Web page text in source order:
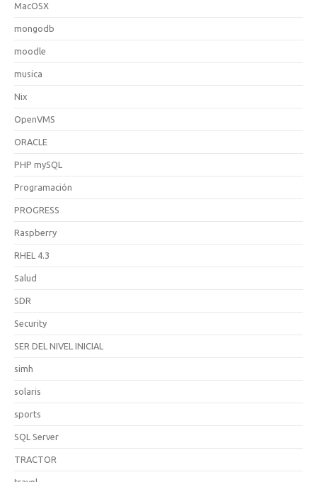
MacOSX
mongodb
moodle
musica
Nix
OpenVMS
ORACLE
PHP mySQL
Programación
PROGRESS
Raspberry
RHEL 4.3
Salud
SDR
Security
SER DEL NIVEL INICIAL
simh
solaris
sports
SQL Server
TRACTOR